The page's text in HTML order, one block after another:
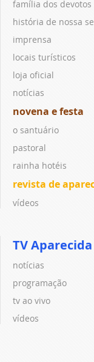
família dos devotos
história de nossa
imprensa
locais turísticos
loja oficial
notícias
novena e festa
o santuário
pastoral
rainha hotéis
revista de
vídeos
TV Aparecida
notícias
programação
tv ao vivo
vídeos